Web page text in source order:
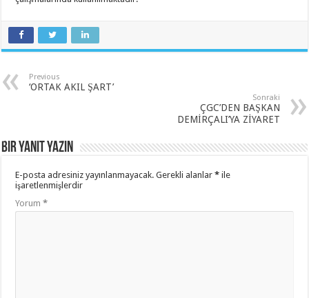
Previous
‘ORTAK AKIL ŞART’
Sonraki
ÇGC’DEN BAŞKAN
DEMİRÇALI’YA ZİYARET
Bir yanıt yazın
E-posta adresiniz yayınlanmayacak. Gerekli alanlar* ile
işaretlenmişlerdir
Yorum*